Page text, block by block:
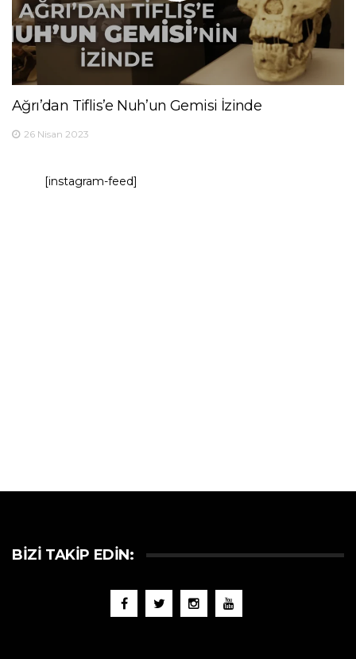
Ağrı’dan Tiflis’e Nuh’un Gemisi İzinde
26 Nisan 2023
[instagram-feed]
BIZI TAKIP EDIN: